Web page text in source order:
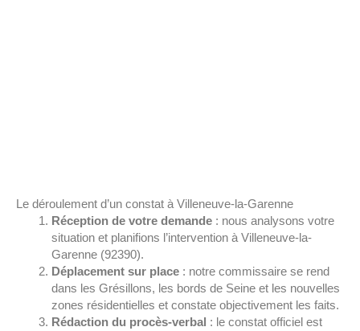
Le déroulement d’un constat à Villeneuve-la-Garenne
Réception de votre demande: nous analysons votre
situation et planifions l’intervention à Villeneuve-la-
Garenne (92390).
Déplacement sur place: notre commissaire se rend
dans les Grésillons, les bords de Seine et les nouvelles
zones résidentielles et constate objectivement les faits.
Rédaction du procès-verbal : le constat officiel est